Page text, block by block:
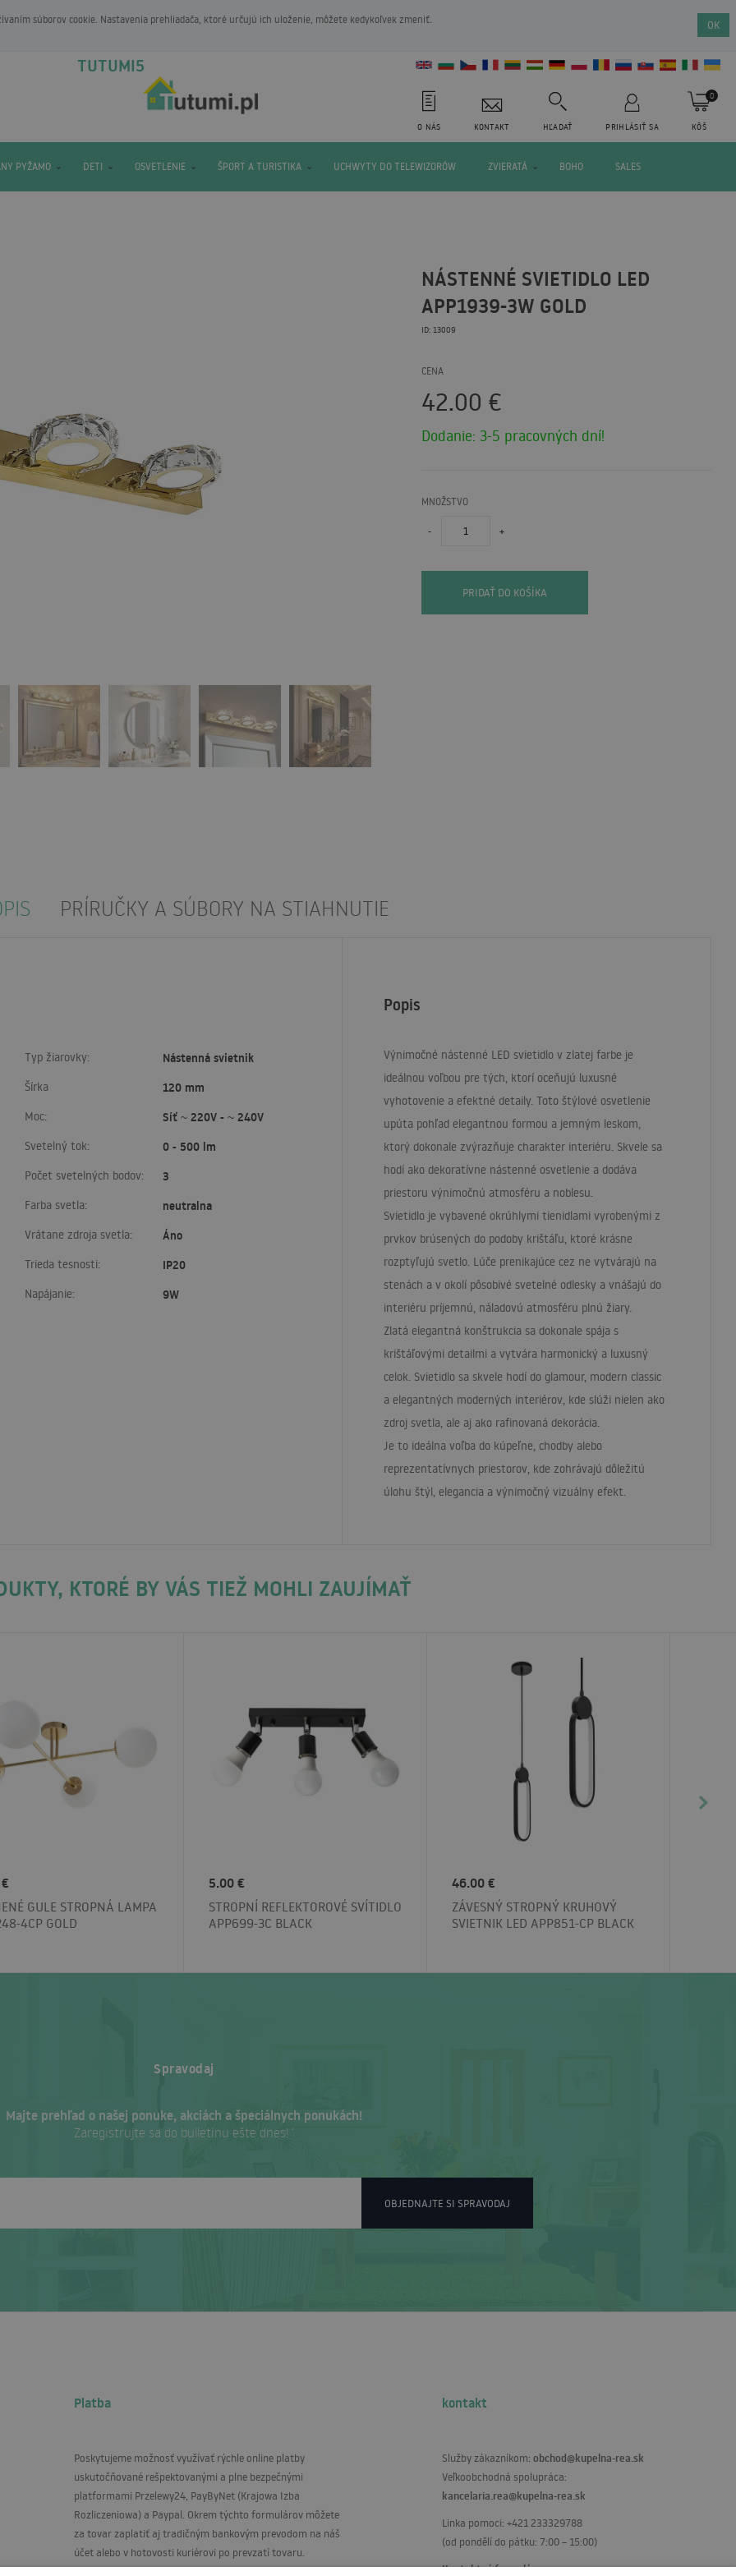
súborov cookie. Nastavenia prehliadača, ktoré určujú ich uloženie, môžete kedykoľvek zmeniť. OK
TUTUMI5
O NÁS KONTAKT HĽADAŤ PRIHLÁSIŤ SA KÔŠ
0
PYŽAMO DETI OSVETLENIE ŠPORT A TURISTIKA UCHWYTY DO TELEWIZORÓW ZVIERATÁ BOHO SALES
NÁSTENNÉ SVIETIDLO LED
APP1939-3W GOLD
ID: 13009
CENA
42.00 €
Dodanie: 3-5 pracovných dní!
MNOŽSTVO
- +
PRIDAŤ DO KOŠÍKA
PRÍRUČKY A SÚBORY NA STIAHNUTIE
Typ žiarovky: Nástenná svietnik
Šírka 120 mm
Moc: Síť ~ 220V - ~ 240V
Svetelný tok: 0 - 500 lm
Počet svetelných bodov: 3
Farba svetla: neutralna
Vrátane zdroja svetla: Áno
Trieda tesnosti: IP20
Napájanie: 9W
Popis
Výnimočné nástenné LED svietidlo v zlatej farbe je
ideálnou voľbou pre tých, ktorí oceňujú luxusné
vyhotovenie a efektné detaily. Toto štýlové osvetlenie
upúta pohľad elegantnou formou a jemným leskom,
ktorý dokonale zvýrazňuje charakter interiéru. Skvele sa
hodí ako dekoratívne nástenné osvetlenie a dodáva
priestoru výnimočnú atmosféru a noblesu.
Svietidlo je vybavené okrúhlymi tienidlami vyrobenými z
prvkov brúsených do podoby krištáľu, ktoré krásne
rozptyľujú svetlo. Lúče prenikajúce cez ne vytvárajú na
stenách a v okolí pôsobivé svetelné odlesky a vnášajú do
interiéru príjemnú, náladovú atmosféru plnú žiary.
Zlatá elegantná konštrukcia sa dokonale spája s
krištáľovými detailmi a vytvára harmonický a luxusný
celok. Svietidlo sa skvele hodí do glamour, modern classic
a elegantných moderných interiérov, kde slúži nielen ako
zdroj svetla, ale aj ako rafinovaná dekorácia.
Je to ideálna voľba do kúpeľne, chodby alebo
reprezentatívnych priestorov, kde zohrávajú dôležitú
úlohu štýl, elegancia a výnimočný vizuálny efekt.
KTORÉ BY VÁS TIEŽ MOHLI ZAUJÍMAŤ
GULE STROPNÁ LAMPA
4CP GOLD
5.00 €
STROPNÍ REFLEKTOROVÉ SVÍTIDLO
APP699-3C BLACK
46.00 €
ZÁVESNÝ STROPNÝ KRUHOVÝ
SVIETNIK LED APP851-CP BLACK
Spravodaj
Majte prehľad o našej ponuke, akciách a špeciálnych ponukách!
Zaregistrujte sa do bulletinu ešte dnes! ‘
OBJEDNAJTE SI SPRAVODAJ
Platba
Poskytujeme možnosť využívať rýchle online platby
uskutočňované rešpektovanými a plne bezpečnými
platformami Przelewy24, PayByNet (Krajowa Izba
Rozliczeniowa) a Paypal. Okrem týchto formulárov môžete
za tovar zaplatiť aj tradičným bankovým prevodom na náš
účet alebo v hotovosti kuriérovi po prevzatí tovaru.
kontakt
Služby zákazníkom: obchod@kupelna-rea.sk
Veľkoobchodná spolupráca:
kancelaria.rea@kupelna-rea.sk
Linka pomoci: +421 233329788
(od pondělí do pátku: 7:00 – 15:00)
Kontaktný formulár